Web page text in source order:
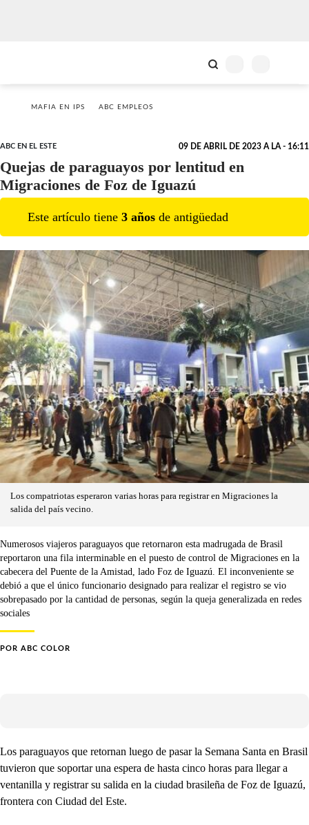
MAFIA EN IPS ABC EMPLEOS
ABC EN EL ESTE 09 DE ABRIL DE 2023 A LA - 16:11
Quejas de paraguayos por lentitud en
Migraciones de Foz de Iguazú
Este artículo tiene 3 años de antigüedad
Los compatriotas esperaron varias horas para registrar en Migraciones la
salida del país vecino.
Numerosos viajeros paraguayos que retornaron esta madrugada de Brasil
reportaron una fila interminable en el puesto de control de Migraciones en la
cabecera del Puente de la Amistad, lado Foz de Iguazú. El inconveniente se
debió a que el único funcionario designado para realizar el registro se vio
sobrepasado por la cantidad de personas, según la queja generalizada en redes
sociales
POR ABC COLOR
Los paraguayos que retornan luego de pasar la Semana Santa en Brasil
tuvieron que soportar una espera de hasta cinco horas para llegar a
ventanilla y registrar su salida en la ciudad brasileña de Foz de Iguazú,
frontera con Ciudad del Este.